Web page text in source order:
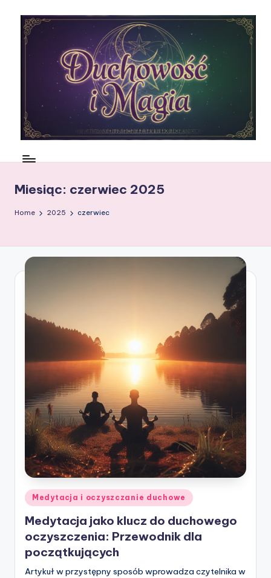
content
m
a
w
si
Miesiąc: czerwiec 2025
Home 2025 czerwiec
Posted
Medytacja i oczyszczanie duchowe
Medytacja jako klucz do duchowego
oczyszczenia: Przewodnik dla
początkujących
Artykuł w przystępny sposób wprowadza czytelnika w